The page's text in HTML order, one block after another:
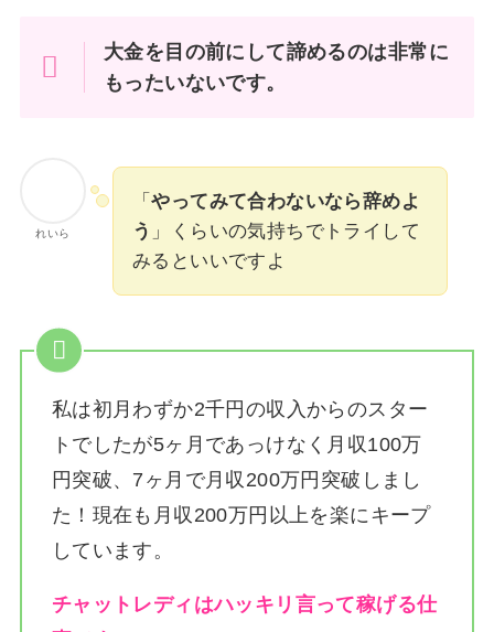
大金を目の前にして諦めるのは非常に
もったいないです。
れいら
「やってみて合わないなら辞めよ
う 」くらいの気持ちでトライして
みるといいですよ
私は初月わずか2千円の収入からのスター
トでしたが5ヶ月であっけなく月収100万
円突破、7ヶ月で月収200万円突破しまし
た！ 現在も月収200万円以上を楽にキープ
しています。
チャットレディはハッキリ言って稼げる仕